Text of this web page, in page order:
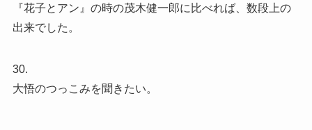
『花子とアン』の時の茂木健一郎に比べれば、数段上の
出来でした。
30.
大悟のつっこみを聞きたい。